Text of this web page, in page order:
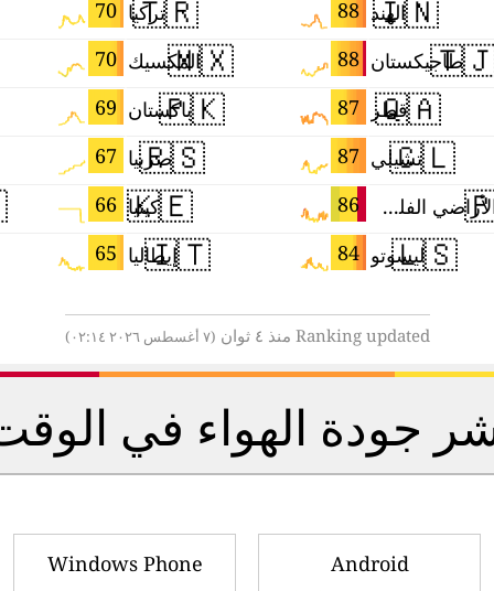
🇮🇳
الهند
طاجيكستان
🇶🇦
قطر
🇨🇱
تشيلي
الأراضي الفلسطينية
🇱🇸
ليسوتو
🇹🇷 88 تركيا
🇲🇽 88 المكسيك
🇵🇰 87 باكستان
🇷🇸 87 صربيا
🇰🇪 86 كينيا
🇮🇹 84 إيطاليا
70
70
69
67
66
65
Ranking updated منذ ٤ ثوان (٧ أغسطس ٢٠٢٦ ٠٢:١٤)
جودة الهواء في
Android
Windows Phone